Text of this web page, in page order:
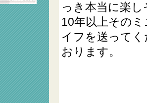
っき本当に楽
10年以上その
イフを送って
おります。